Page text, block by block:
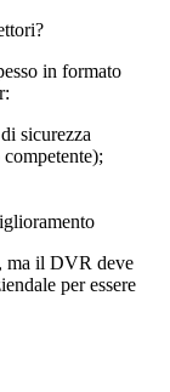
in formato
sicurezza
ma il DVR deve
per essere